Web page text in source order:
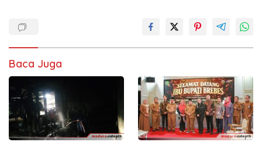
Baca Juga